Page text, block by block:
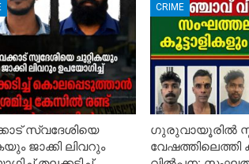
സ്വദേശിയെ
ജാക്കി ലിവറും
CRIME
ഗുരുവായൂരിൽ